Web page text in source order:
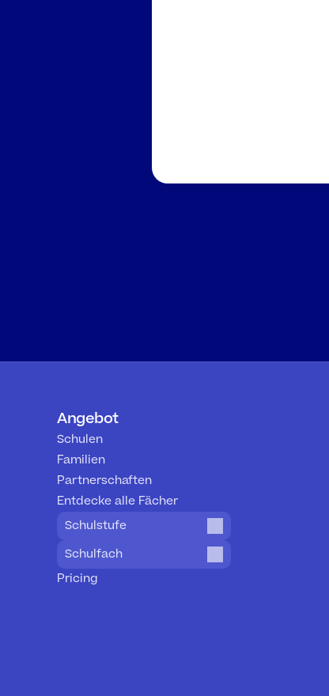
Angebot
Schulen
Familien
Partnerschaften
Entdecke alle Fächer
Schulstufe
Schulfach
Pricing